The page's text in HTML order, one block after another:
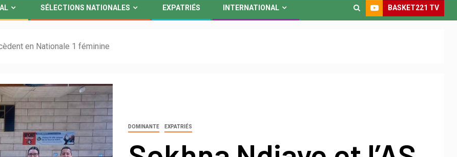
SÉLECTIONS NATIONALES EXPATRIÉS INTERNATIONAL BASKET221 TV
en Nationale 1 féminine
DOMINANTE EXPATRIÉS